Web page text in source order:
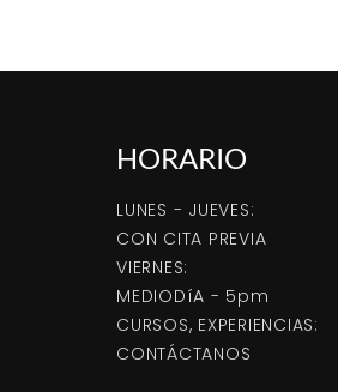
HORARIO
LUNES - JUEVES:
CON CITA PREVIA
VIERNES:
MEDIODíA - 5pm
CURSOS, EXPERIENCIAS:
CONTÁCTANOS